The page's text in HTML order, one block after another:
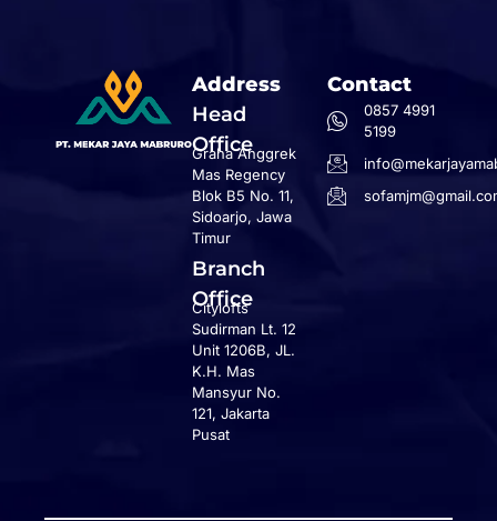
Address
Head
Office
Graha Anggrek
Mas Regency
Blok B5 No. 11,
Sidoarjo, Jawa
Timur
Branch
Office
Citylofts
Sudirman Lt. 12
Unit 1206B, JL.
K.H. Mas
Mansyur No.
121, Jakarta
Pusat
Contact
0857 4991
5199